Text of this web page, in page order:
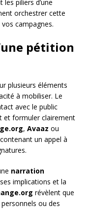
piliers d’une
orchestrer cette
campagnes.
pétition
plusieurs éléments
à mobiliser. Le
avec le public
et formuler clairement
, Avaaz ou
un appel à
narration
implications et la
révèlent que
ou des